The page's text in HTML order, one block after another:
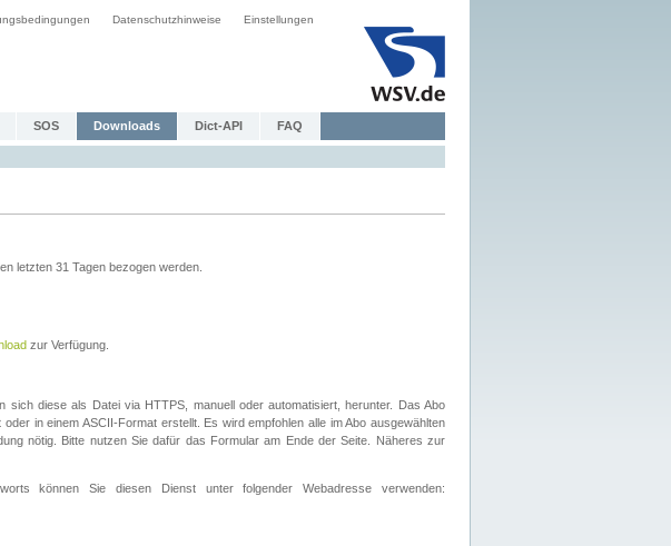
Datenschutzhinweise Einstellungen
SOS Downloads Dict-API FAQ
letzten 31 Tagen bezogen werden.
zur Verfügung.
sich diese als Datei via HTTPS, manuell oder automatisiert, herunter. Das Abo
in einem ASCII-Format erstellt. Es wird empfohlen alle im Abo ausgewählten
nötig. Bitte nutzen Sie dafür das Formular am Ende der Seite. Näheres zur
können Sie diesen Dienst unter folgender Webadresse verwenden: